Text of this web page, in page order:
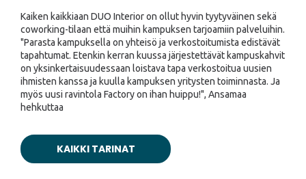
Kaiken kaikkiaan DUO Interior on ollut hyvin tyytyväinen sekä
coworking-tilaan että muihin kampuksen tarjoamiin palveluihin.
"Parasta kampuksella on yhteisö ja verkostoitumista edistävät
tapahtumat. Etenkin kerran kuussa järjestettävät kampuskahvit
on yksinkertaisuudessaan loistava tapa verkostoitua uusien
ihmisten kanssa ja kuulla kampuksen yritysten toiminnasta. Ja
myös uusi ravintola Factory on ihan huippu!", Ansamaa
hehkuttaa
KAIKKI TARINAT